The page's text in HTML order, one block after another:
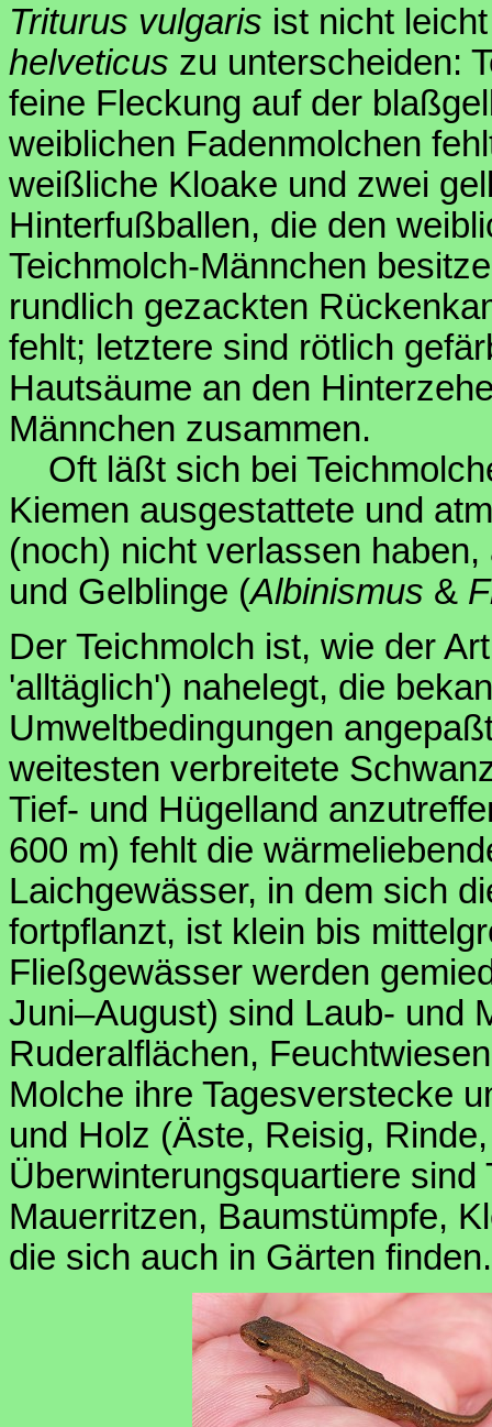
Triturus vulgaris ist nicht
helveticus zu unterscheiden:
feine Fleckung auf der
weiblichen Fadenmolchen
weißliche Kloake und zwei
Hinterfußballen, die den
Teichmolch-Männchen
rundlich gezackten
fehlt; letztere sind rötlich
Hautsäume an den
Männchen zusammen.
Oft läßt sich bei
Kiemen ausgestattete und
(noch) nicht verlassen
und Gelblinge (Albinismus &
Der Teichmolch ist, wie der
'alltäglich') nahelegt, die
Umweltbedingungen
weitesten verbreitete
Tief- und Hügelland
600 m) fehlt die
Laichgewässer, in dem sich
fortpflanzt, ist klein bis
Fließgewässer werden
Juni–August) sind Laub- und
Ruderalflächen,
Molche ihre Tagesverstecke
und Holz (Äste, Reisig,
Überwinterungsquartiere sind
Mauerritzen, Baumstümpfe,
die sich auch in Gärten finden.